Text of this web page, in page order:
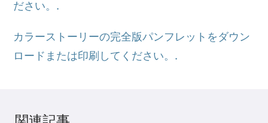
ださい。.
カラーストーリーの完全版パンフレットをダウン
ロードまたは印刷してください。.